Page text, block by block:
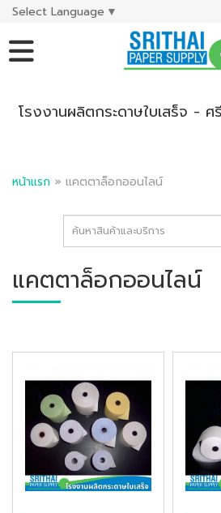
Select Language ▼
โรงงานผลิตกระดาษใบเสร็จ - ศ
หน้าแรก » แคตตาล็อกออนไลน์
แคตตาล็อกออนไลน์